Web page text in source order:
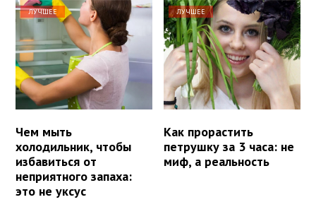
ЛУЧШЕЕ
Чем мыть
холодильник, чтобы
избавиться от
неприятного запаха:
это не уксус
ЛУЧШЕЕ
Как прорастить
петрушку за 3 часа: не
миф, а реальность